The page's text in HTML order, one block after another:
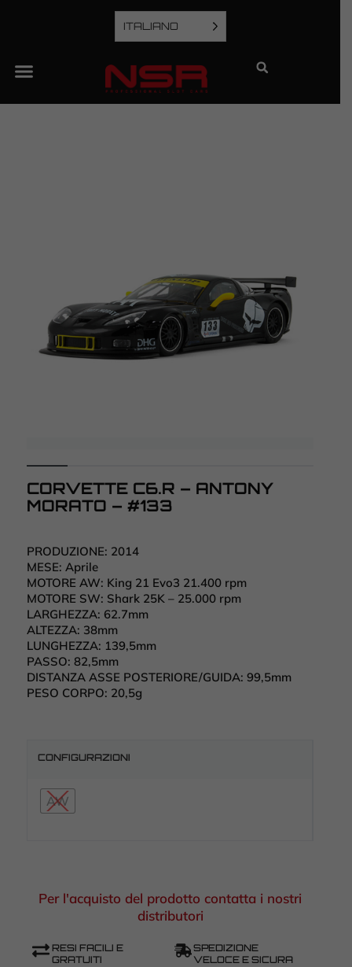
ITALIANO
CORVETTE C6.R – ANTONY
MORATO – #133
PRODUZIONE: 2014
MESE: Aprile
MOTORE AW: King 21 Evo3 21.400 rpm
MOTORE SW: Shark 25K – 25.000 rpm
LARGHEZZA: 62.7mm
ALTEZZA: 38mm
LUNGHEZZA: 139,5mm
PASSO: 82,5mm
DISTANZA ASSE POSTERIORE/GUIDA: 99,5mm
PESO CORPO: 20,5g
CONFIGURAZIONI
AW
Per l'acquisto del prodotto contatta i nostri
distributori
RESI FACILI E
GRATUITI
SPEDIZIONE
VELOCE E SICURA